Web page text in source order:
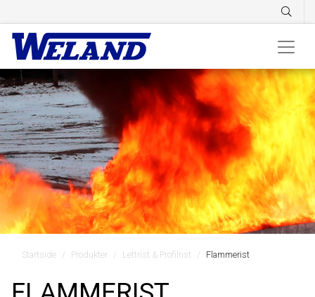
Startside Produkter Lettrist & Profilrist Flammerist